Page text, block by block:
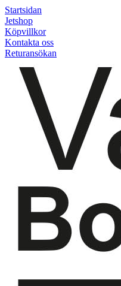
Startsidan
Jetshop
Köpvillkor
Kontakta oss
Returansökan